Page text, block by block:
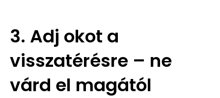
3. Adj okot a
visszatérésre – ne
várd el magától